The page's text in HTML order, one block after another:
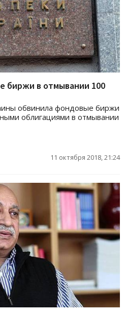
биржи в отмывании 100
обвинила фондовые биржи
облигациями в отмывании
11 октября 2018, 21:24